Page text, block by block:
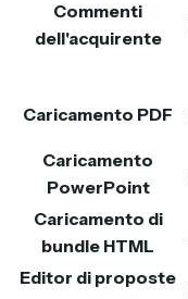
Commenti
dell'acquirente
Caricamento PDF
Caricamento
PowerPoint
Caricamento di
bundle HTML
Editor di proposte